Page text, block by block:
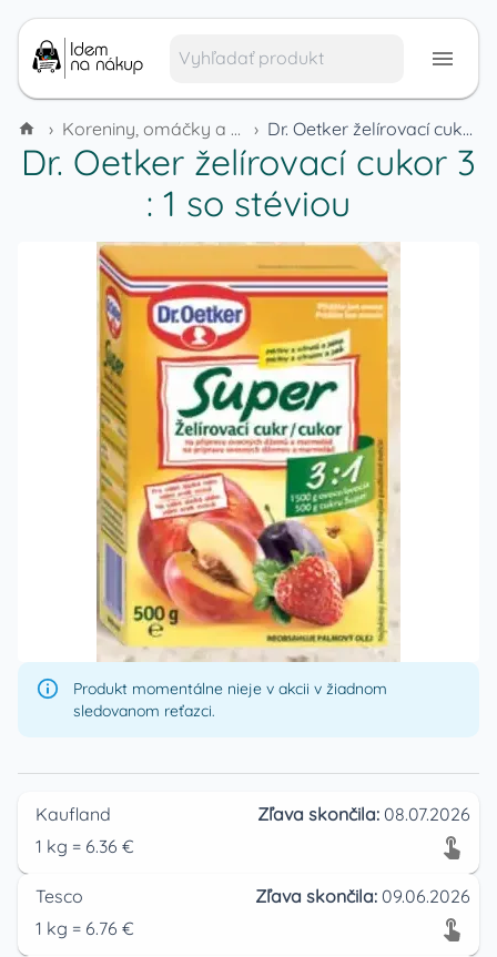
› Koreniny, omáčky a dochucovadlá › Dr. Oetker želírovací cukor 3 : 1 so stéviou
Dr. Oetker želírovací cukor 3
: 1 so stéviou
Produkt momentálne nieje v akcii v žiadnom
sledovanom reťazci.
Kaufland Zľava skončila: 08.07.2026
1 kg = 6.36 €
Tesco Zľava skončila: 09.06.2026
1 kg = 6.76 €